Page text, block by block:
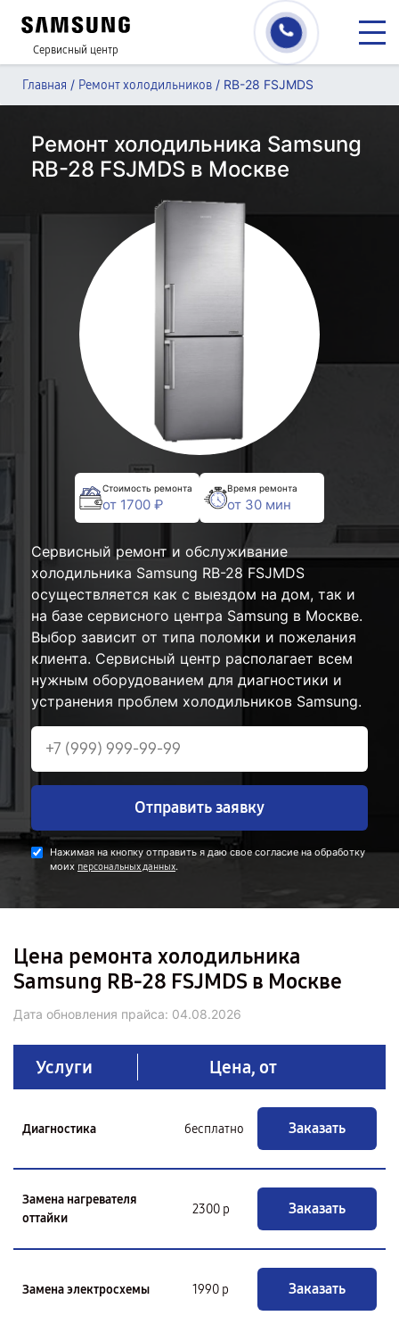
Сервисный центр
Главная / Ремонт холодильников / RB-28 FSJMDS
Ремонт холодильника Samsung
RB-28 FSJMDS в Москве
Стоимость ремонта
от 1700 ₽
Время ремонта
от 30 мин
Сервисный ремонт и обслуживание
холодильника Samsung RB-28 FSJMDS
осуществляется как с выездом на дом, так и
на базе сервисного центра Samsung в Москве.
Выбор зависит от типа поломки и пожелания
клиента. Сервисный центр располагает всем
нужным оборудованием для диагностики и
устранения проблем холодильников Samsung.
Отправить заявку
Нажимая на кнопку отправить я даю свое согласие на обработку
моих персональных данных.
Цена ремонта холодильника
Samsung RB-28 FSJMDS в Москве
Дата обновления прайса: 04.08.2026
Услуги Цена, от
Диагностика бесплатно Заказать
Замена нагревателя
оттайки
2300 р Заказать
Замена электросхемы 1990 р Заказать